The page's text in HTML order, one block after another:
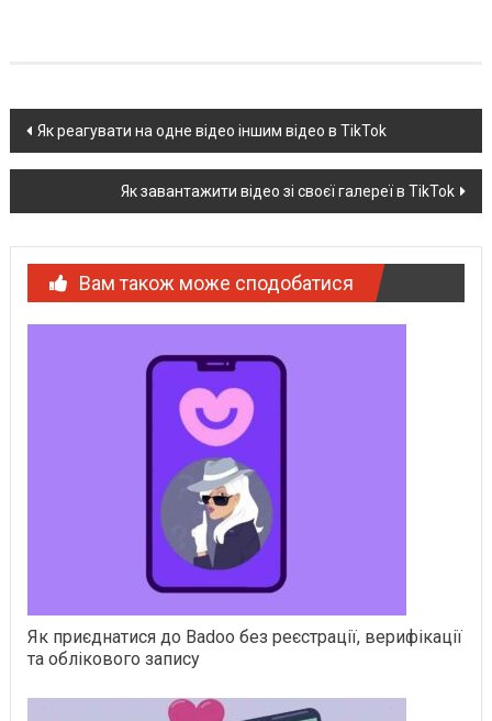
Post
navigation
Як реагувати на одне відео іншим відео в TikTok
Як завантажити відео зі своєї галереї в TikTok
Вам також може сподобатися
Як приєднатися до Badoo без реєстрації, верифікації
та облікового запису